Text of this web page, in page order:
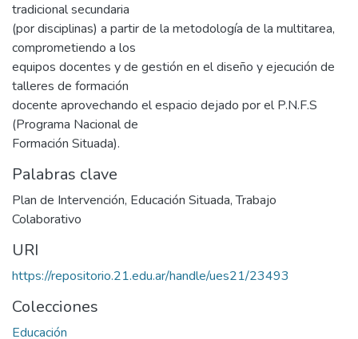
tradicional secundaria
(por disciplinas) a partir de la metodología de la multitarea,
comprometiendo a los
equipos docentes y de gestión en el diseño y ejecución de
talleres de formación
docente aprovechando el espacio dejado por el P.N.F.S
(Programa Nacional de
Formación Situada).
Palabras clave
Plan de Intervención, Educación Situada,Trabajo
Colaborativo
URI
https://repositorio.21.edu.ar/handle/ues21/23493
Colecciones
Educación